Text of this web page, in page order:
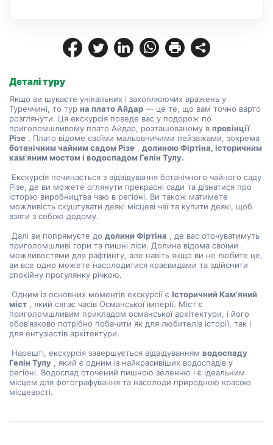
Деталі туру
Якщо ви шукаєте унікальних і захоплюючих вражень у
Туреччині, то тур на плато Айдар — це те, що вам точно варто
розглянути. Ця екскурсія поведе вас у подорож по
приголомшливому плато Айдар, розташованому в провінції
Різе
ботанічним чайним садом Різе , долиною Фіртіна, історичним
кам’яним мостом і водоспадом Гелін Тулу.
Різе, де ви можете оглянути прекрасні сади та дізнатися про
історію виробництва чаю в регіоні. Ви також матимете
можливість скуштувати деякі місцеві чаї та купити деякі, щоб
взяти з собою додому.
Далі ви попрямуєте до долини Фіртіна , де вас оточуватимуть
приголомшливі гори та пишні ліси. Долина відома своїми
можливостями для рафтингу, але навіть якщо ви не любите це,
ви все одно можете насолодитися краєвидами та здійснити
спокійну прогулянку річкою.
Одним із основних моментів екскурсії є Історичний Кам’яний
міст , який сягає часів Османської імперії. Міст є
приголомшливим прикладом османської архітектури, і його
обов’язково потрібно побачити як для любителів історії, так і
для ентузіастів архітектури.
Нарешті, екскурсія завершується відвідуванням водоспаду
Гелін Тулу , який є одним із найкрасивіших водоспадів у
регіоні. Водоспад оточений пишною зеленню і є ідеальним
місцем для фотографування та насолоди природною красою
місцевості.